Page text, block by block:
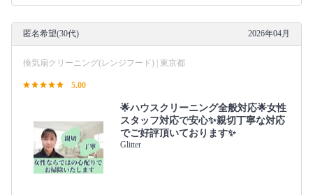
匿名希望(30代) 2026年04月
換気扇クリーニング(レンジフード) | 東京都
5.00
🌟ハウスクリーニング全般対応🌟女性
スタッフ対応で安心✨親切丁寧な対応
でご好評頂いております✨
Glitter